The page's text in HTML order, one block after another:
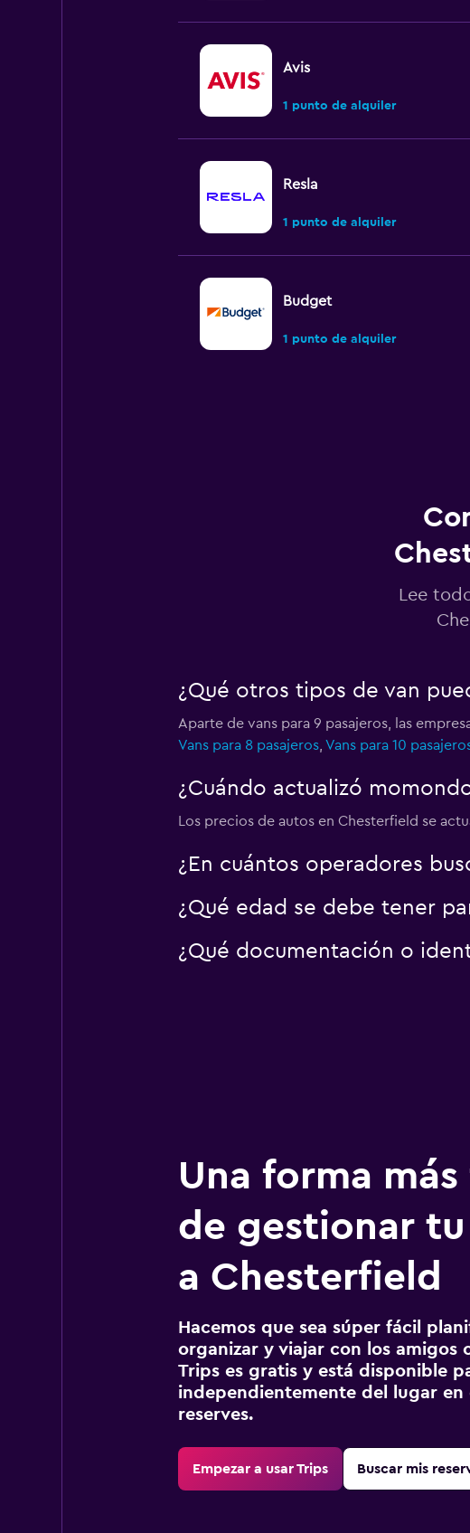
Avis
1 punto de alquiler
Resla
1 punto de alquiler
Budget
1 punto de alquiler
Lee
¿Qué otros tipos de van
Aparte de vans para 9 pasajeros, las
Vans para 8 pasajeros, Vans para 10
¿Cuándo actualizó
Los precios de autos en Chesterfield se
¿En cuántos operadores
¿Qué edad se debe tener
¿Qué documentación o
Una forma más
de gestionar
a Chesterfield
Hacemos que sea súper fácil
organizar y viajar con los amigos
Trips es gratis y está disponible
independientemente del lugar en
reserves.
Empezar a usar Trips Buscar mis